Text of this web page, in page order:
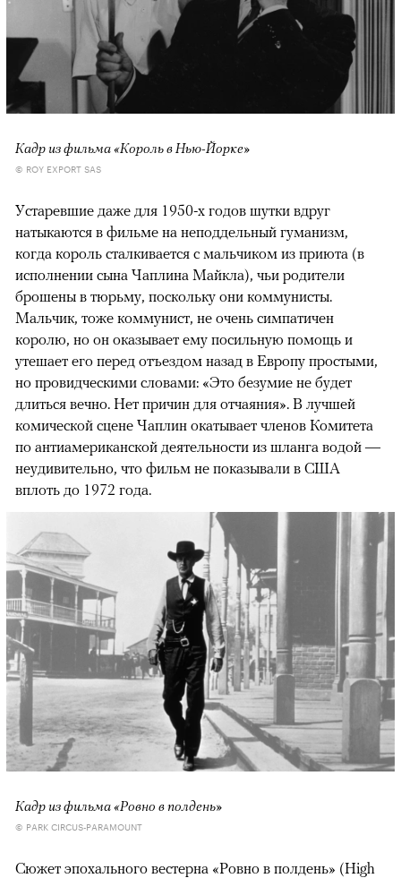
Кадр из фильма «Король в Нью-Йорке»
© ROY EXPORT SAS
Устаревшие даже для 1950-х годов шутки вдруг
натыкаются в фильме на неподдельный гуманизм,
когда король сталкивается с мальчиком из приюта (в
исполнении сына Чаплина Майкла), чьи родители
брошены в тюрьму, поскольку они коммунисты.
Мальчик, тоже коммунист, не очень симпатичен
королю, но он оказывает ему посильную помощь и
утешает его перед отъездом назад в Европу простыми,
но провидческими словами: «Это безумие не будет
длиться вечно. Нет причин для отчаяния». В лучшей
комической сцене Чаплин окатывает членов Комитета
по антиамериканской деятельности из шланга водой —
неудивительно, что фильм не показывали в США
вплоть до 1972 года.
Кадр из фильма «Ровно в полдень»
© PARK CIRCUS-PARAMOUNT
Сюжет эпохального вестерна «Ровно в полдень» (High